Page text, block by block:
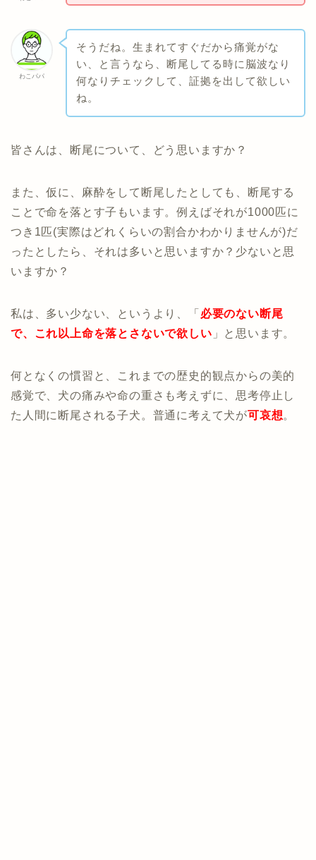
わこパパ
そうだね。生まれてすぐだから痛覚がな
い、と言うなら、断尾してる時に脳波なり
何なりチェックして、証拠を出して欲しい
ね。
皆さんは、断尾について、どう思いますか？
また、仮に、麻酔をして断尾したとしても、断尾する
ことで命を落とす子もいます。例えばそれが1000匹に
つき1匹(実際はどれくらいの割合かわかりませんが)だ
ったとしたら、それは多いと思いますか？少ないと思
いますか？
私は、多い少ない、というより、「 必要のない断尾
で、これ以上命を落とさないで欲しい 」と思います。
何となくの慣習と、これまでの歴史的観点からの美的
感覚で、犬の痛みや命の重さも考えずに、思考停止し
た人間に断尾される子犬。普通に考えて犬が可哀想。